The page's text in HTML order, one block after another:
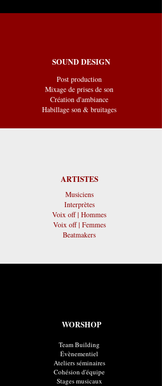
SOUND DESIGN
Post production
Mixage de prises de son
Création d'ambiance
Habillage son & bruitages
ARTISTES
Musiciens
Interprètes
Voix off | Hommes
Voix off | Femmes
Beatmakers
WORSHOP
Team Building
Évènementiel
Ateliers séminaires
Cohésion d'équipe
Stages musicaux